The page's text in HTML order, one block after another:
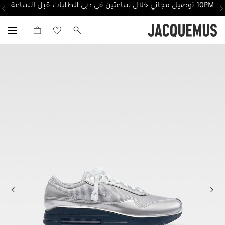
10PM توصيل مجاني خلال ساعتين في دبي للطلبات قبل الساعة